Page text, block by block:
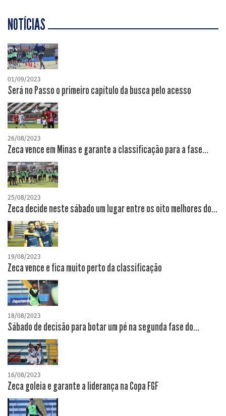
NOTÍCIAS
01/09/2023
Será no Passo o primeiro capítulo da busca pelo acesso
26/08/2023
Zeca vence em Minas e garante a classificação para a fase...
25/08/2023
Zeca decide neste sábado um lugar entre os oito melhores do...
19/08/2023
Zeca vence e fica muito perto da classificação
18/08/2023
Sábado de decisão para botar um pé na segunda fase do...
16/08/2023
Zeca goleia e garante a liderança na Copa FGF